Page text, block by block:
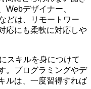
Webデザイナー、
どは、リモートワー
応にも柔軟に対応しや
スキルを身につけて
。プログラミングやデ
ルは、一度習得すれば